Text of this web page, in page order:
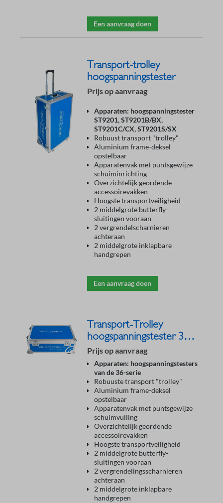
Een aanvraag doen
Transport-trolley
hoogspanningstester
Prijs op aanvraag
Apparaten: hoogspanningstester
ST9201, ST9201B/BX,
ST9201C/CX, ST9201S/SX
Robuust transport "trolley"
Aluminium frame-deksel
opstelbaar
Apparatenvak met puntsgewijze
schuiminrichting
Overzichtelijk geordende
accessoirevakken
Hoogste transportveiligheid
2 middelgrote butterfly-
sluitingen vooraan
2 vergrendelscharnieren
achteraan
2 middelgrote inklapbare
handgrepen
Een aanvraag doen
Transport-Trolley
hoogspanningstester 36er
Serie
Prijs op aanvraag
Apparaten: hoogspanningstesters
van de 36-serie
Robuuste transport "trolley"
Aluminium frame-deksel
opstelbaar
Apparatenvak met puntsgewijze
schuimvulling
Overzichtelijk geordende
accessoirevakken
Hoogste transportveiligheid
2 middelgrote butterfly-
sluitingen vooraan
2 vergrendelingsscharnieren
achteraan
2 middelgrote inklapbare
handgrepen